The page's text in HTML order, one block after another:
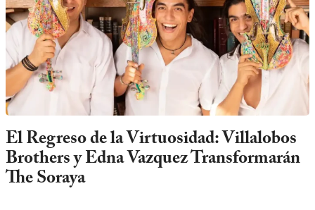
El Regreso de la Virtuosidad: Villalobos
Brothers y Edna Vazquez Transformarán
The Soraya